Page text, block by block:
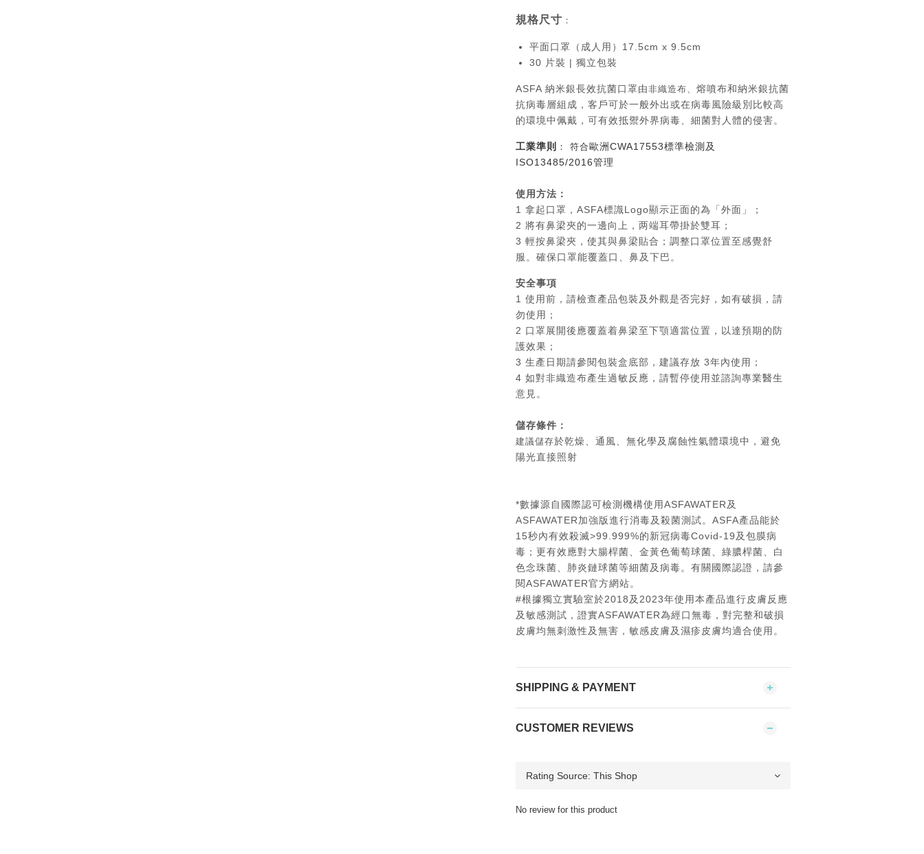
規格尺寸 ：
平面口罩（成人用）17.5cm x 9.5cm
30 片裝 | 獨立包裝
ASFA 納米銀長效抗菌口罩由非織造布、 熔噴布和納米銀抗菌
抗病毒層組成，客戶可於一般外出或在病毒風險級別比較高
的環境中佩戴，可有效抵禦外界病毒、細菌對人體的侵害。
工業準則 ： 符合歐洲CWA17553標準檢測及
ISO13485/2016管理
使用方法：
1 拿起口罩，ASFA標識Logo顯示正面的為「外面」；
2 將有鼻梁夾的一邊向上，两端耳帶掛於雙耳；
3 輕按鼻梁夾，使其與鼻梁貼合；調整口罩位置至感覺舒
服。確保口罩能覆蓋口、鼻及下巴。
安全事項
1 使用前，請檢查產品包裝及外觀是否完好，如有破損，請
勿使用；
2 口罩展開後應覆蓋着鼻梁至下顎適當位置，以達預期的防
護效果；
3 生產日期請參閱包裝盒底部，建議存放 3年內使用；
4 如對非織造布產生過敏反應，請暫停使用並諮詢專業醫生
意見。
儲存條件：
建議儲存於乾燥、通風、無化學及腐蝕性氣體環境中，避免
陽光直接照射
*數據源自國際認可檢測機構使用ASFAWATER及
ASFAWATER加強版進行消毒及殺菌測試。ASFA產品能於
15秒內有效殺滅>99.999%的新冠病毒Covid-19及包膜病
毒；更有效應對大腸桿菌、金黃色葡萄球菌、綠膿桿菌、白
色念珠菌、肺炎鏈球菌等細菌及病毒。有關國際認證，請參
閱ASFAWATER官方網站。
#根據獨立實驗室於2018及2023年使用本產品進行皮膚反應
及敏感測試，證實ASFAWATER為經口無毒，對完整和破損
皮膚均無刺激性及無害，敏感皮膚及濕疹皮膚均適合使用。
SHIPPING & PAYMENT
CUSTOMER REVIEWS
No review for this product